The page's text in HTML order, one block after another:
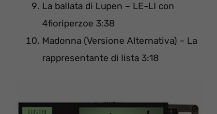
La ballata di Lupen – LE-LI con
4fioriperzoe 3:38
Madonna (Versione Alternativa) – La
rappresentante di lista 3:18